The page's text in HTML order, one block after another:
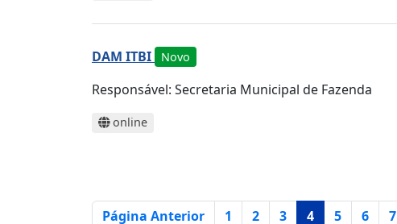
DAM ITBI Novo
Responsável: Secretaria Municipal de Fazenda
online
Página Anterior 1 2 3 4Página atual
5 6 7